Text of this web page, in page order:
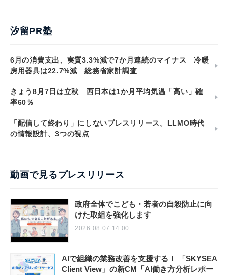
汐留PR塾
6月の消費支出、実質3.3%減で7か月連続のマイナス 冷暖
房用器具は22.7%減 総務省家計調査
きょう8月7日は立秋 西日本は1か月平均気温「高い」確
率60％
「配信して終わり」にしないプレスリリース。LLMO時代
の情報設計、3つの視点
動画で見るプレスリリース
政府全体でこども・若者の自殺防止に向
けた取組を強化します
2026.08.07 14:00
AIで組織の業務改善を支援する！ 「SKYSEA
Client View」の新CM「AI働き方分析レポー